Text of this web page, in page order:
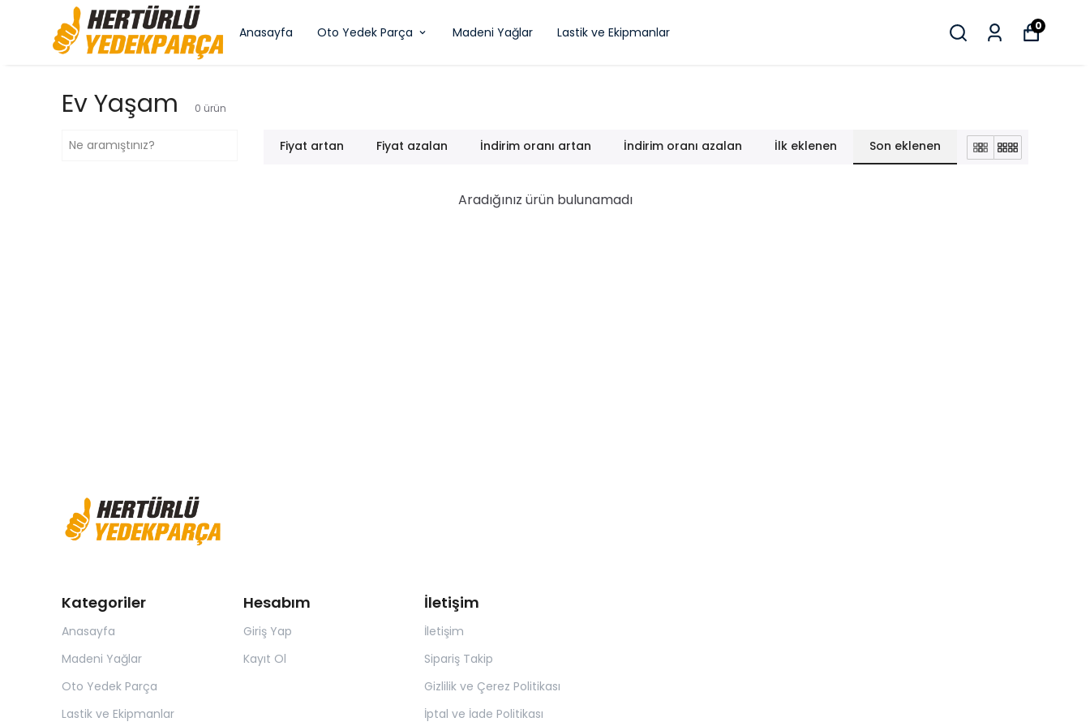
Anasayfa Oto Yedek Parça Madeni Yağlar Lastik ve Ekipmanlar 0
Ev Yaşam 0 ürün
Fiyat artan Fiyat azalan İndirim oranı artan İndirim oranı azalan İlk eklenen Son eklenen
Aradığınız ürün bulunamadı
Kategoriler
Anasayfa
Madeni Yağlar
Oto Yedek Parça
Lastik ve Ekipmanlar
Hesabım
Giriş Yap
Kayıt Ol
İletişim
İletişim
Sipariş Takip
Gizlilik ve Çerez Politikası
İptal ve İade Politikası